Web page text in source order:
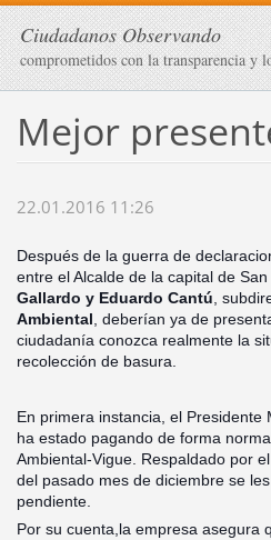
Ciudadanos Observando
comprometidos con la transparencia y
Mejor
22.01.2016 11:26
Después de la guerra de
entre el Alcalde de la capital de
Gallardo y Eduardo Cantú ,
Ambiental , deberían ya de
ciudadanía conozca realmente la
recolección de basura.
En primera instancia, el
ha estado pagando de forma
Ambiental-Vigue. Respaldado por
del pasado mes de diciembre se
pendiente.
Por su cuenta,la empresa asegura